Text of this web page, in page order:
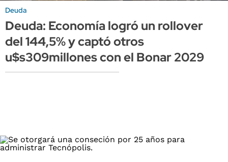
Deuda
Deuda: Economía logró un rollover
del 144,5% y captó otros
u$s309millones con el Bonar 2029